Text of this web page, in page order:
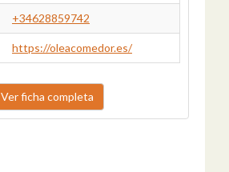
+34628859742
https://oleacomedor.es/
Ver ficha completa